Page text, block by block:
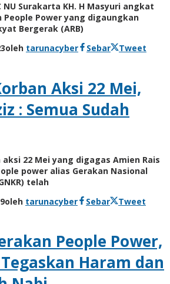
NU Surakarta KH. H Masyuri angkat
Power yang digaungkan
Bergerak (ARB)
oleh tarunacyber Sebar Tweet
Aksi 22 Mei,
: Semua Sudah
aksi 22 Mei yang digagas Amien Rais
power alias Gerakan Nasional
telah
oleh tarunacyber Sebar Tweet
People Power,
Haram dan